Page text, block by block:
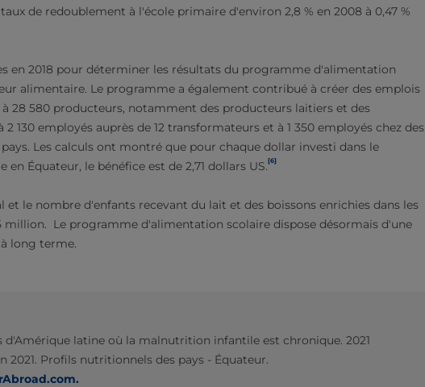
de redoublement à l'école primaire d'environ 2,8 % en 2008 à 0,47 %
en 2018 pour déterminer les résultats du programme d'alimentation
alimentaire. Le programme a également contribué à créer des emplois
28 580 producteurs, notamment des producteurs laitiers et des
130 employés auprès de 12 transformateurs et à 1 350 employés chez des
Les calculs ont montré que pour chaque dollar investi dans le
Équateur, le bénéfice est de 2,71 dollars US.[6]
le nombre d'enfants recevant du lait et des boissons enrichies dans les
million. Le programme d'alimentation scolaire dispose désormais d'une
long terme.
d'Amérique latine où la malnutrition infantile est chronique. 2021
Profils nutritionnels des pays - Équateur.